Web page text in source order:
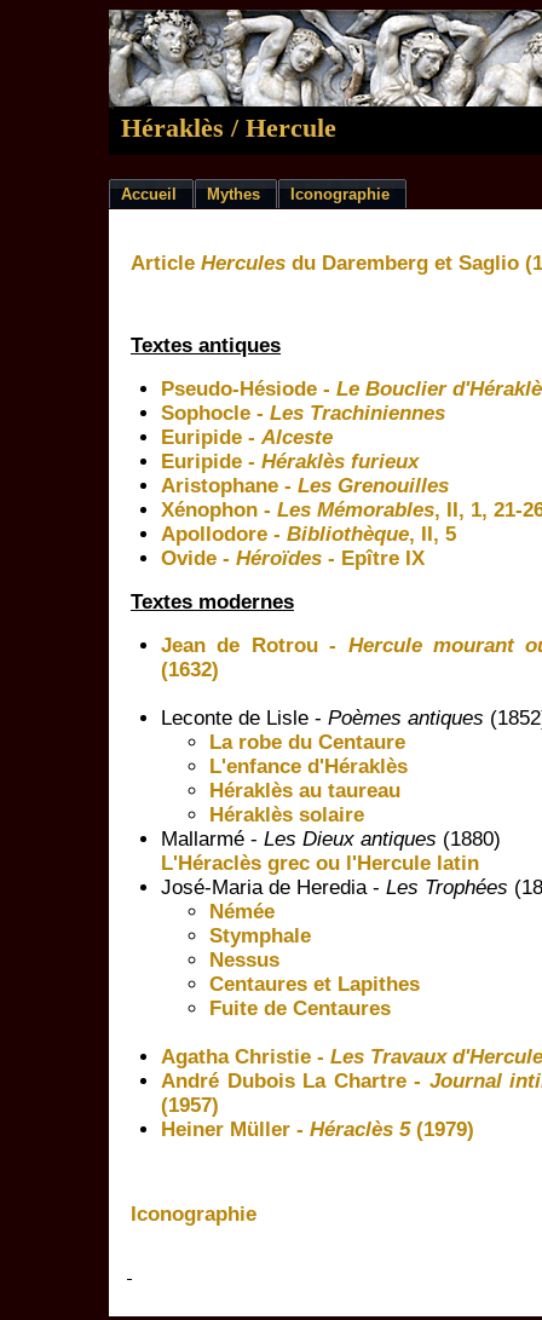
Héraklès / Hercule
Accueil Mythes Iconographie
Article Hercules du Daremberg et Saglio
Textes antiques
Pseudo-Hésiode - Le Bouclier
Sophocle - Les Trachiniennes
Euripide -Alceste
Euripide - Héraklès furieux
Aristophane - Les Grenouilles
Xénophon - Les Mémorables, II, 1, 21-
Apollodore - Bibliothèque, II, 5
Ovide - Héroïdes - Epître IX
Textes modernes
Jean de Rotrou - Hercule mourant
(1632)
Leconte de Lisle - Poèmes antiques
La robe du Centaure
L'enfance d'Héraklès
Héraklès au taureau
Héraklès solaire
Mallarmé - Les Dieux antiques (1880)
L'Héraclès grec ou l'Hercule latin
José-Maria de Heredia - Les Trophées
Némée
Stymphale
Nessus
Centaures et Lapithes
Fuite de Centaures
Agatha Christie - Les Travaux d'Hercule
André Dubois La Chartre - Journal
(1957)
Heiner Müller - Héraclès 5(1979)
Iconographie